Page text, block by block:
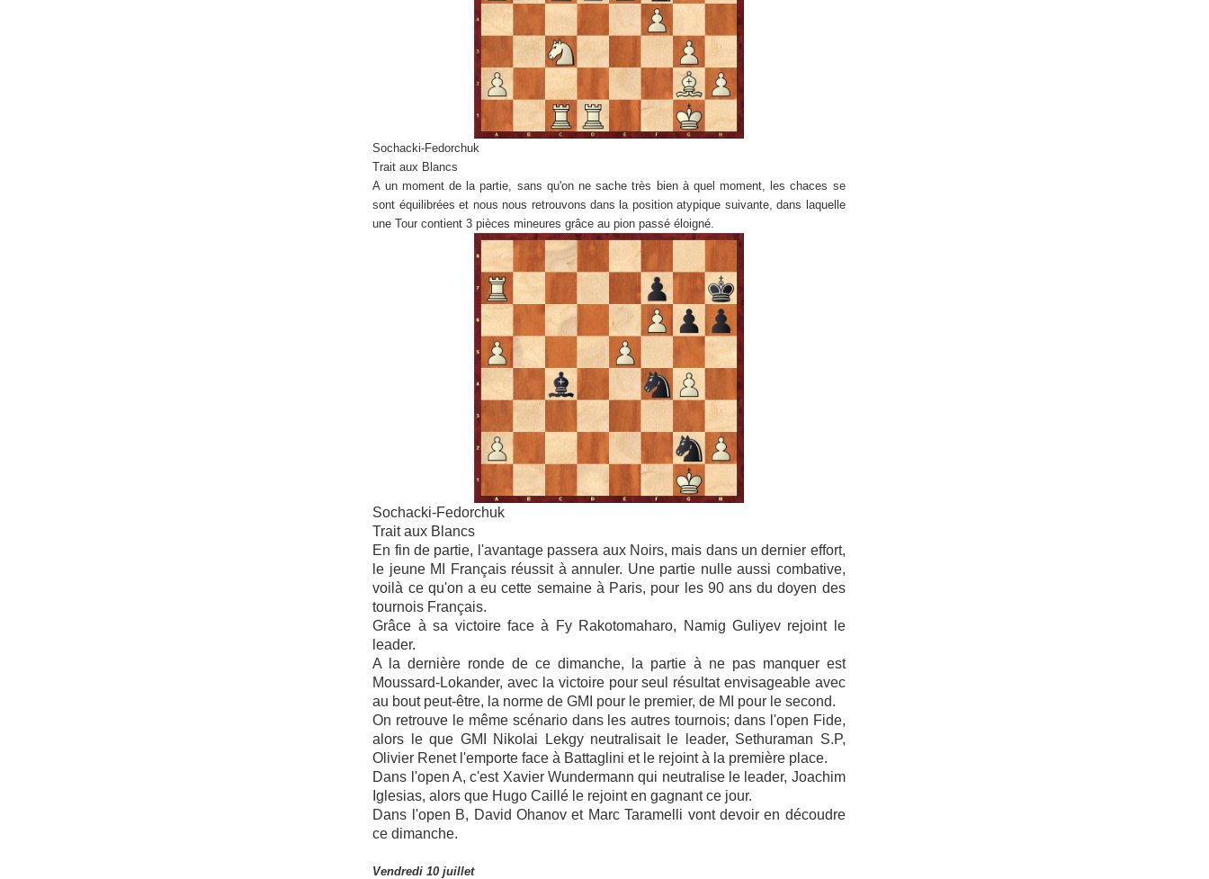
Sochacki-Fedorchuk
Trait aux Blancs
A un moment de la partie, sans qu'on ne sache très bien à quel moment, les chaces se
sont équilibrées et nous nous retrouvons dans la position atypique suivante, dans laquelle
une Tour contient 3 pièces mineures grâce au pion passé éloigné.
Sochacki-Fedorchuk
Trait aux Blancs
En fin de partie, l'avantage passera aux Noirs, mais dans un dernier effort,
le jeune MI Français réussit à annuler. Une partie nulle aussi combative,
voilà ce qu'on a eu cette semaine à Paris, pour les 90 ans du doyen des
tournois Français.
Grâce à sa victoire face à Fy Rakotomaharo, Namig Guliyev rejoint le
leader.
A la dernière ronde de ce dimanche, la partie à ne pas manquer est
Moussard-Lokander, avec la victoire pour seul résultat envisageable avec
au bout peut-être, la norme de GMI pour le premier, de MI pour le second.
On retrouve le même scénario dans les autres tournois; dans l'open Fide,
alors le que GMI Nikolai Lekgy neutralisait le leader, Sethuraman S.P,
Olivier Renet l'emporte face à Battaglini et le rejoint à la première place.
Dans l'open A, c'est Xavier Wundermann qui neutralise le leader, Joachim
Iglesias, alors que Hugo Caillé le rejoint en gagnant ce jour.
Dans l'open B, David Ohanov et Marc Taramelli vont devoir en découdre
ce dimanche.
Vendredi 10 juillet